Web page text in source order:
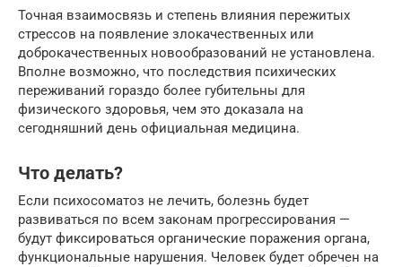
Точная взаимосвязь и степень влияния пережитых
стрессов на появление злокачественных или
доброкачественных новообразований не установлена.
Вполне возможно, что последствия психических
переживаний гораздо более губительны для
физического здоровья, чем это доказала на
сегодняшний день официальная медицина.
Что делать?
Если психосоматоз не лечить, болезнь будет
развиваться по всем законам прогрессирования —
будут фиксироваться органические поражения органа,
функциональные нарушения. Человек будет обречен на